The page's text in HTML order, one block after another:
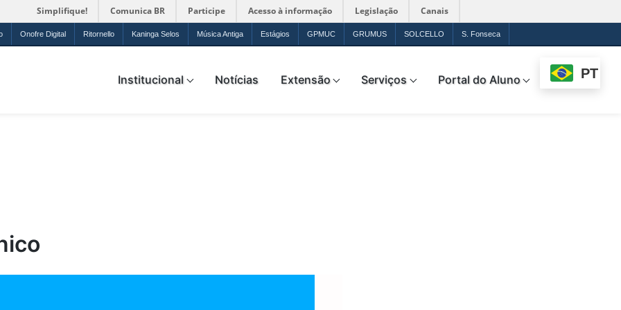
Simplifique! Comunica BR Participe Acesso à informação Legislação Canais
Onofre Digital Ritornello Kaninga Selos Música Antiga Estágios GPMUC GRUMUS SOLCELLO S. Fonseca
Institucional Notícias Extensão Serviços Portal do Aluno PT